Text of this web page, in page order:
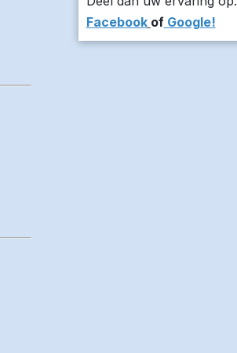
Facebook ofGoogle!